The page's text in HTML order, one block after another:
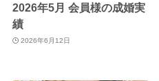
2026年5月 会員様の成婚実
績
2026年6月12日